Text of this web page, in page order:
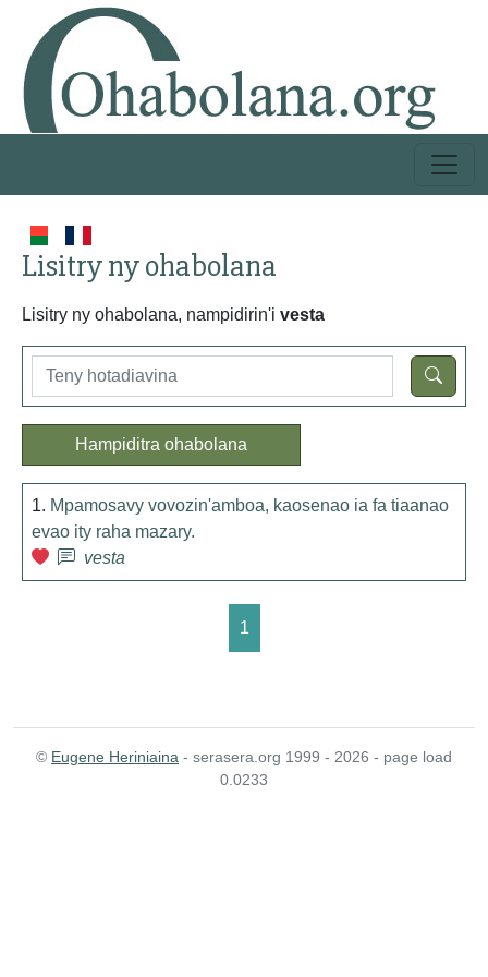
Lisitry ny ohabolana
Lisitry ny ohabolana, nampidirin'i vesta
Hampiditra ohabolana
1. Mpamosavy vovozin'amboa, kaosenao ia fa tiaanao
evao ity raha mazary.
vesta
1
© Eugene Heriniaina - serasera.org 1999 - 2026 - page load
0.0233